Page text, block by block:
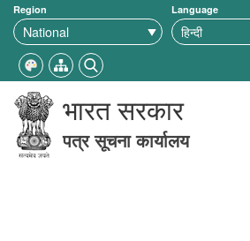
Region Language
भारत सरकार
पत्र सूचना कार्यालय